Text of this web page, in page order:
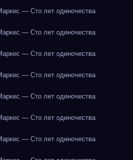
— Сто лет одиночества
— Сто лет одиночества
— Сто лет одиночества
— Сто лет одиночества
— Сто лет одиночества
— Сто лет одиночества
— Сто лет одиночества